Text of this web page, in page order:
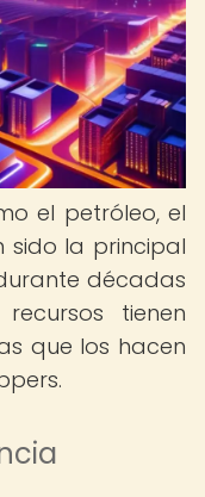
el petróleo, el
sido la principal
décadas
tienen
que los hacen